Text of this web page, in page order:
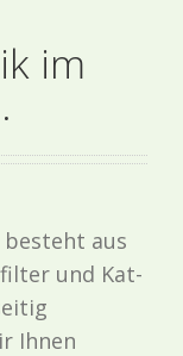
im
besteht aus
und Kat-
Ihnen